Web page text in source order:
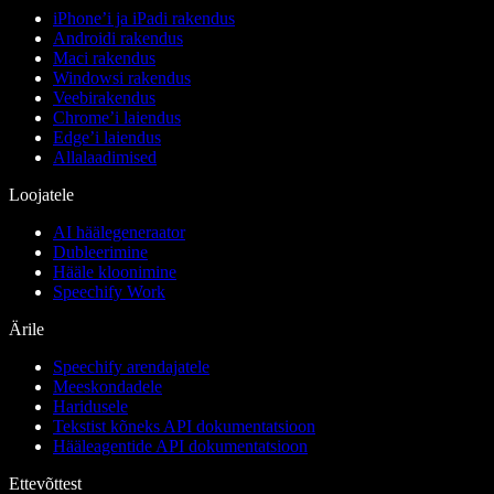
iPhone’i ja iPadi rakendus
Androidi rakendus
Maci rakendus
Windowsi rakendus
Veebirakendus
Chrome’i laiendus
Edge’i laiendus
Allalaadimised
Loojatele
AI häälegeneraator
Dubleerimine
Hääle kloonimine
Speechify Work
Ärile
Speechify arendajatele
Meeskondadele
Haridusele
Tekstist kõneks API dokumentatsioon
Hääleagentide API dokumentatsioon
Ettevõttest